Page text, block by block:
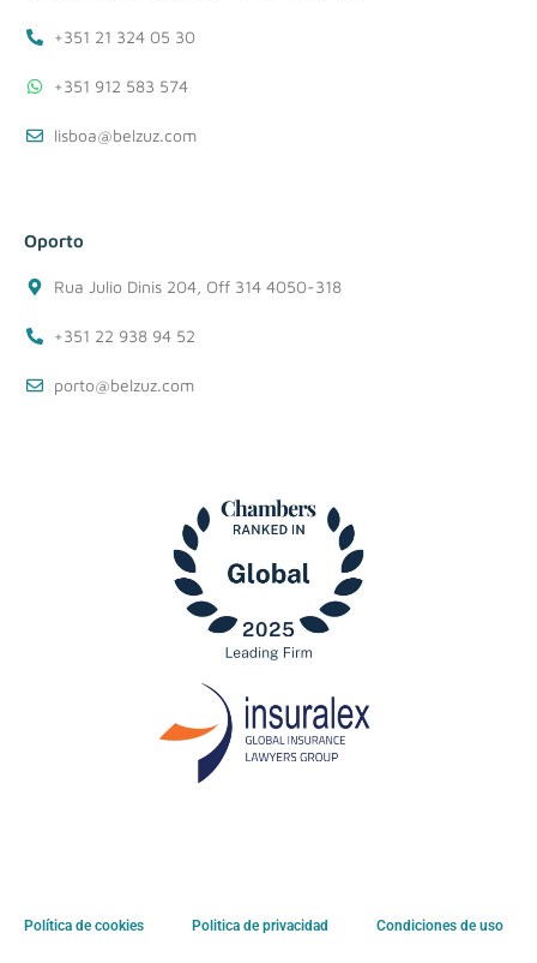
+351 21 324 05 30
+351 912 583 574
lisboa@belzuz.com
Oporto
Rua Julio Dinis 204, Off 314 4050-318
+351 22 938 94 52
porto@belzuz.com
Política de cookies Politica de privacidad Condiciones de uso